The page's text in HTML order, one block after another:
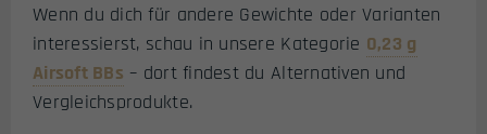
Wenn du dich für andere Gewichte oder Varianten
interessierst, schau in unsere Kategorie 0,23 g
Airsoft BBs – dort findest du Alternativen und
Vergleichsprodukte.